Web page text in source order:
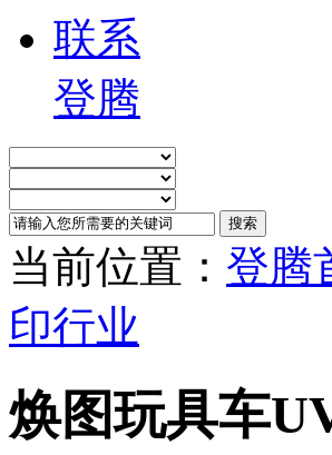
联系
登腾
当前位置： 登腾
印行业
焕图玩具车